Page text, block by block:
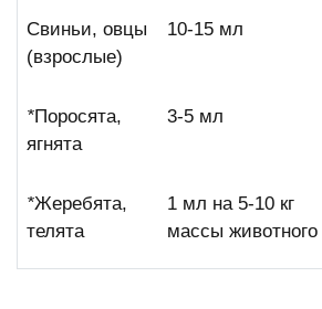
Свиньи, овцы
(взрослые)
10-15 мл
*Поросята,
ягнята
3-5 мл
*Жеребята,
телята
1 мл на 5-10 кг
массы животного